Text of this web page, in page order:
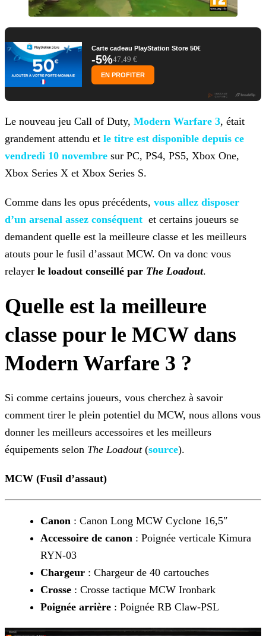
Carte cadeau PlayStation Store 50€
-5%47,49 €
EN PROFITER
Le nouveau jeu Call of Duty, Modern Warfare 3, était
grandement attendu et le titre est disponible depuis ce
vendredi 10 novembre sur PC, PS4, PS5, Xbox One,
Xbox Series X et Xbox Series S.
Comme dans les opus précédents, vous allez disposer
d’un arsenal assez conséquent et certains joueurs se
demandent quelle est la meilleure classe et les meilleurs
atouts pour le fusil d’assaut MCW. On va donc vous
relayer le loadout conseillé par The Loadout.
Quelle est la meilleure
classe pour le MCW dans
Modern Warfare 3 ?
Si comme certains joueurs, vous cherchez à savoir
comment tirer le plein potentiel du MCW, nous allons vous
donner les meilleurs accessoires et les meilleurs
équipements selon The Loadout(source).
MCW (Fusil d’assaut)
Canon : Canon Long MCW Cyclone 16,5″
Accessoire de canon : Poignée verticale Kimura
RYN-03
Chargeur : Chargeur de 40 cartouches
Crosse : Crosse tactique MCW Ironbark
Poignée arrière : Poignée RB Claw-PSL